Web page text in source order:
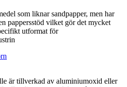
som liknar sandpapper, men har
pappersstöd vilket gör det mycket
utformat för
är tillverkad av aluminiumoxid eller